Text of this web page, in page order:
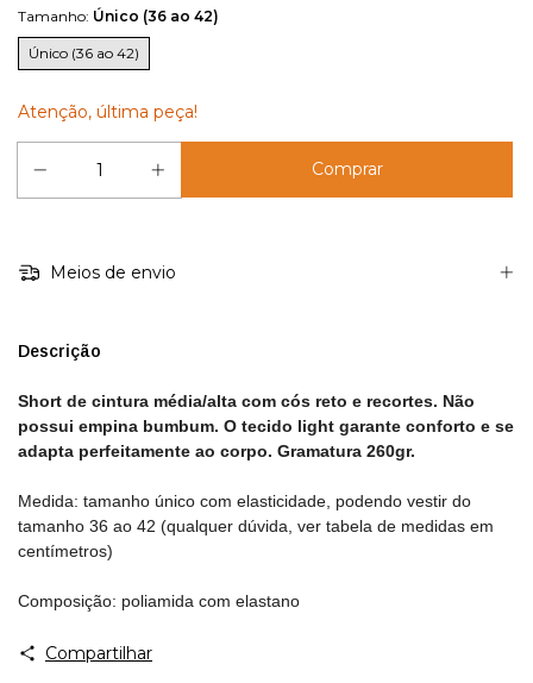
Tamanho: Único (36 ao 42)
Único (36 ao 42)
Atenção, última peça!
Meios de envio
Descrição
Short de cintura média/alta com cós reto e recortes. Não
possui empina bumbum. O tecido light garante conforto e se
adapta perfeitamente ao corpo. Gramatura 260gr.
Medida: tamanho único com elasticidade, podendo vestir do
tamanho 36 ao 42 (qualquer dúvida, ver tabela de medidas em
centímetros)
Composição: poliamida com elastano
Compartilhar